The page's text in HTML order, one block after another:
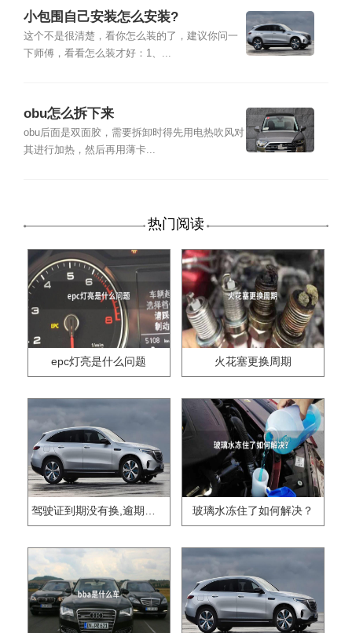
小包围自己安装怎么安装?
这个不是很清楚，看你怎么装的了，建议你问一
下师傅，看看怎么装才好：1、...
obu怎么拆下来
obu后面是双面胶，需要拆卸时得先用电热吹风对
其进行加热，然后再用薄卡...
热门阅读
epc灯亮是什么问题 火花塞更换周期
驾驶证到期没有换,逾期怎么办?? 玻璃水冻住了如何解决？